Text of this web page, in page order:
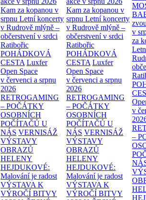
Kam za kopanou v
srpnu Letní koncerty
v Rudrově mlýně –
občerstvení v srdci
Ratibořic
POHÁDKOVÁ
CESTA Luxfer
Open Space
v červenci a srpnu
2026
RETROGAMING
– POČÁTKY
OSOBNÍCH
POČÍTAČŮ U
NÁS VERNISÁŽ
VÝSTAVY
OBRAZŮ
HELENY
HEJDUKOVÉ:
Malování je radost
VÝSTAVA K
VÝROČÍ BITVY
Kam za kopanou v
srpnu Letní koncerty
v Rudrově mlýně –
občerstvení v srdci
Ratibořic
POHÁDKOVÁ
CESTA Luxfer
Open Space
v červenci a srpnu
2026
RETROGAMING
– POČÁTKY
OSOBNÍCH
POČÍTAČŮ U
NÁS VERNISÁŽ
VÝSTAVY
OBRAZŮ
HELENY
HEJDUKOVÉ:
Malování je radost
VÝSTAVA K
VÝROČÍ BITVY
v
za
v
–